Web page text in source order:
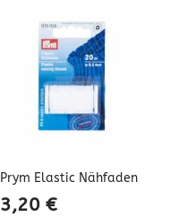
Prym Elastic Nähfaden
3,20 €